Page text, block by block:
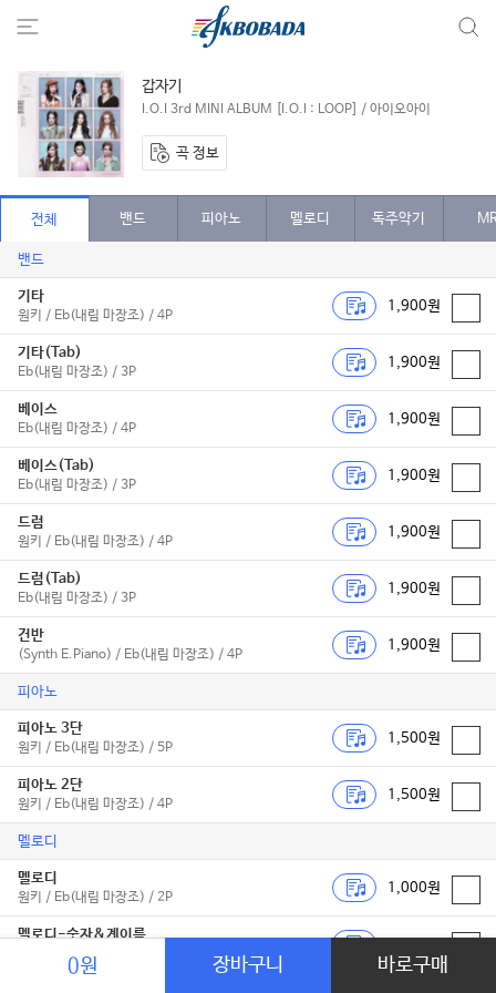
갑자기
I.O.I 3rd MINI ALBUM [I.O.I : LOOP] / 아이오아이
곡 정보
전체 밴드 피아노 멜로디 독주악기
밴드
기타
원키 / Eb(내림 마장조) / 4P
1,900원
기타(Tab)
Eb(내림 마장조) / 3P
1,900원
베이스
Eb(내림 마장조) / 4P
1,900원
베이스(Tab)
Eb(내림 마장조) / 3P
1,900원
드럼
원키 / Eb(내림 마장조) / 4P
1,900원
드럼(Tab)
Eb(내림 마장조) / 3P
1,900원
건반
(Synth E.Piano) / Eb(내림 마장조) / 4P
1,900원
피아노
피아노 3단
원키 / Eb(내림 마장조) / 5P
1,500원
피아노 2단
원키 / Eb(내림 마장조) / 4P
1,500원
멜로디
멜로디
원키 / Eb(내림 마장조) / 2P
1,000원
멜로디-숫자&계이름
(쉬운 멜로디 for 칼림바 리... / C(다장조) / 2P
0원 장바구니 바로구매